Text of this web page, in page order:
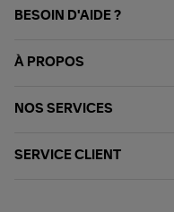
BESOIN D'AIDE ?
À PROPOS
NOS SERVICES
SERVICE CLIENT